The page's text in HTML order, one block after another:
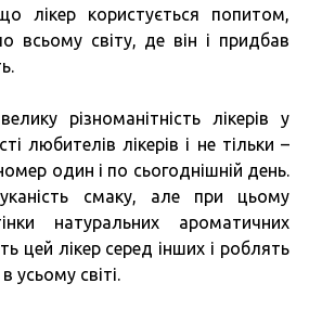
лікер користується попитом,
всьому світу, де він і придбав
різноманітність лікерів у
любителів лікерів і не тільки –
один і по сьогоднішній день.
смаку, але при цьому
натуральних ароматичних
цей лікер серед інших і роблять
усьому світі.